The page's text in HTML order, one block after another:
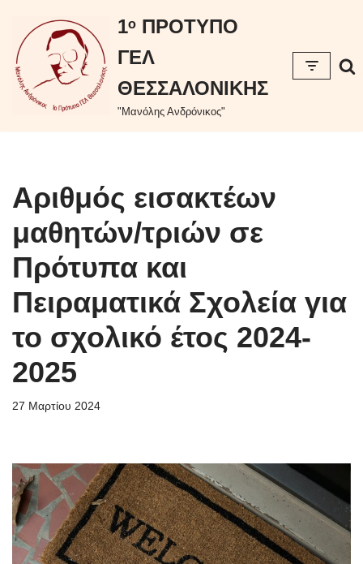
περιεχόμενο
Μεταπηδήστε
στο
περιεχόμενο
1ᵒ ΠΡΟΤΥΠΟ
ΓΕΛ
ΘΕΣΣΑΛΟΝΙΚΗΣ
"Μανόλης Ανδρόνικος"
Αριθμός εισακτέων
μαθητών/τριών σε
Πρότυπα και
Πειραματικά Σχολεία για
το σχολικό έτος 2024-
2025
27 Μαρτίου 2024